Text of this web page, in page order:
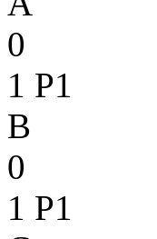
0
1 P1
B
0
1 P1